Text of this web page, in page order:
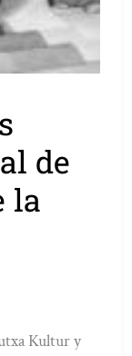
de
la
Kultur y